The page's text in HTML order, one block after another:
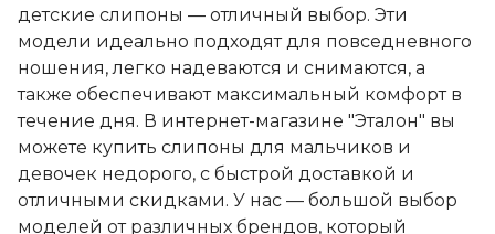
детские слипоны — отличный выбор. Эти
модели идеально подходят для повседневного
ношения, легко надеваются и снимаются, а
также обеспечивают максимальный комфорт в
течение дня. В интернет-магазине "Эталон" вы
можете купить слипоны для мальчиков и
девочек недорого, с быстрой доставкой и
отличными скидками. У нас — большой выбор
моделей от различных брендов, который